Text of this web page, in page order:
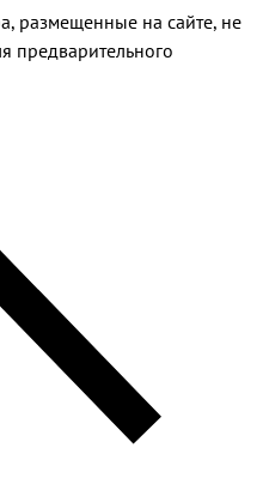
размещенные на сайте, не
предварительного